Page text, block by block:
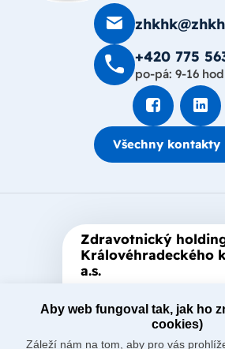
+420 775
po-pá: 9-16 hod
Všechny kontakty
Zdravotnický
Královéhradeckého
a.s.
založená
krajem, který je jediným
Aby web fungoval tak, jak ho
cookies)
Záleží nám na tom, aby pro vás